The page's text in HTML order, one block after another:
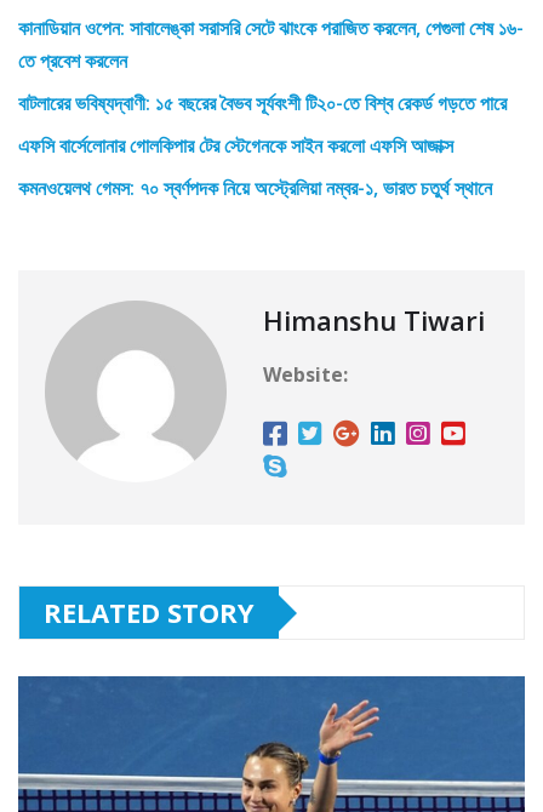
কানাডিয়ান ওপেন: সাবালেঙ্কা সরাসরি সেটে ঝাংকে পরাজিত করলেন, পেগুলা শেষ ১৬-
তে প্রবেশ করলেন
বাটলারের ভবিষ্যদ্বাণী: ১৫ বছরের বৈভব সূর্যবংশী টি২০-তে বিশ্ব রেকর্ড গড়তে পারে
এফসি বার্সেলোনার গোলকিপার টের স্টেগেনকে সাইন করলো এফসি আজাক্স
কমনওয়েলথ গেমস: ৭০ স্বর্ণপদক নিয়ে অস্ট্রেলিয়া নম্বর-১, ভারত চতুর্থ স্থানে
Himanshu Tiwari
Website:
RELATED STORY